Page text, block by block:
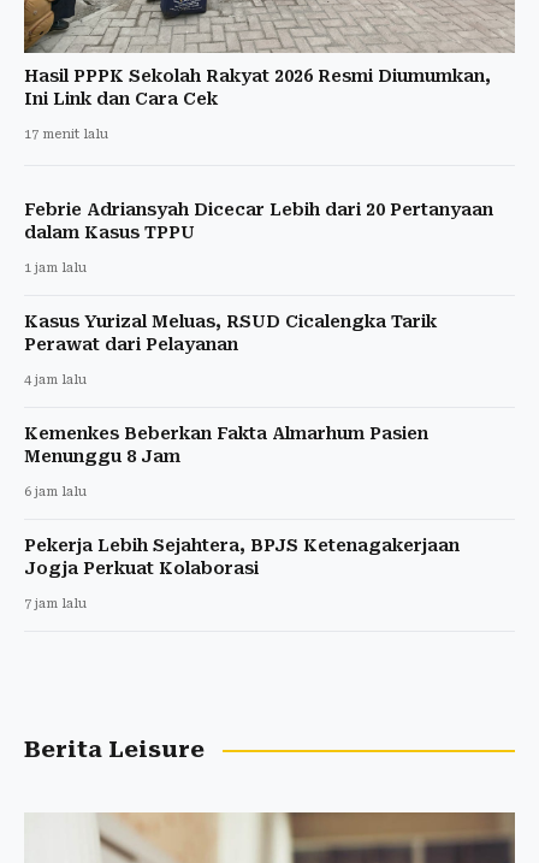
Hasil PPPK Sekolah Rakyat 2026 Resmi Diumumkan,
Ini Link dan Cara Cek
17 menit lalu
Febrie Adriansyah Dicecar Lebih dari 20 Pertanyaan
dalam Kasus TPPU
1 jam lalu
Kasus Yurizal Meluas, RSUD Cicalengka Tarik
Perawat dari Pelayanan
4 jam lalu
Kemenkes Beberkan Fakta Almarhum Pasien
Menunggu 8 Jam
6 jam lalu
Pekerja Lebih Sejahtera, BPJS Ketenagakerjaan
Jogja Perkuat Kolaborasi
7 jam lalu
Berita Leisure